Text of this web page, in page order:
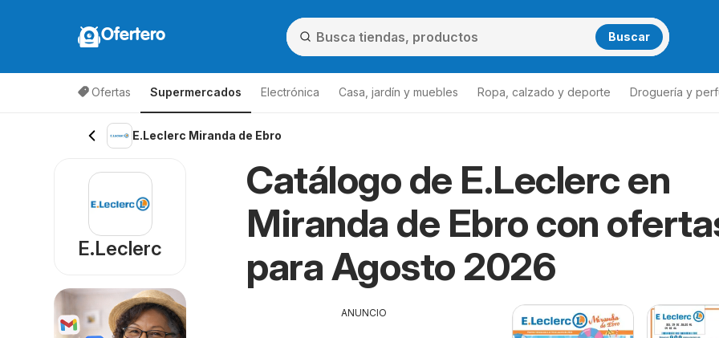
Ofertero Buscar
Ofertas Supermercados Electrónica Casa, jardín y muebles Ropa, calzado y deporte Droguería y
E.Leclerc Miranda de Ebro
Catálogo de E.Leclerc en
Miranda de Ebro con
para Agosto 2026
ANUNCIO
E.Leclerc